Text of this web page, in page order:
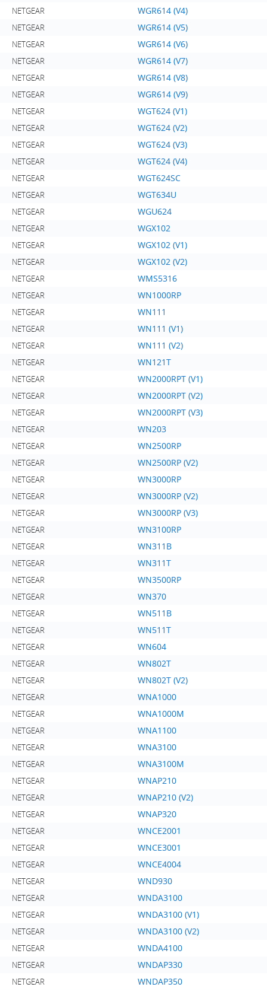
NETGEAR WGR614 (V4)
NETGEAR WGR614 (V5)
NETGEAR WGR614 (V6)
NETGEAR WGR614 (V7)
NETGEAR WGR614 (V8)
NETGEAR WGR614 (V9)
NETGEAR WGT624 (V1)
NETGEAR WGT624 (V2)
NETGEAR WGT624 (V3)
NETGEAR WGT624 (V4)
NETGEAR WGT624SC
NETGEAR WGT634U
NETGEAR WGU624
NETGEAR WGX102
NETGEAR WGX102 (V1)
NETGEAR WGX102 (V2)
NETGEAR WMS5316
NETGEAR WN1000RP
NETGEAR WN111
NETGEAR WN111 (V1)
NETGEAR WN111 (V2)
NETGEAR WN121T
NETGEAR WN2000RPT (V1)
NETGEAR WN2000RPT (V2)
NETGEAR WN2000RPT (V3)
NETGEAR WN203
NETGEAR WN2500RP
NETGEAR WN2500RP (V2)
NETGEAR WN3000RP
NETGEAR WN3000RP (V2)
NETGEAR WN3000RP (V3)
NETGEAR WN3100RP
NETGEAR WN311B
NETGEAR WN311T
NETGEAR WN3500RP
NETGEAR WN370
NETGEAR WN511B
NETGEAR WN511T
NETGEAR WN604
NETGEAR WN802T
NETGEAR WN802T (V2)
NETGEAR WNA1000
NETGEAR WNA1000M
NETGEAR WNA1100
NETGEAR WNA3100
NETGEAR WNA3100M
NETGEAR WNAP210
NETGEAR WNAP210 (V2)
NETGEAR WNAP320
NETGEAR WNCE2001
NETGEAR WNCE3001
NETGEAR WNCE4004
NETGEAR WND930
NETGEAR WNDA3100
NETGEAR WNDA3100 (V1)
NETGEAR WNDA3100 (V2)
NETGEAR WNDA4100
NETGEAR WNDAP330
NETGEAR WNDAP350